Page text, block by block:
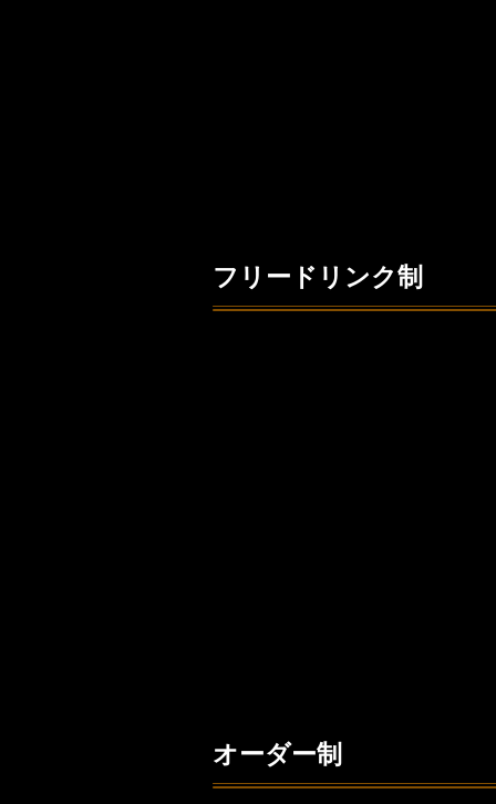
フリードリンク制
オーダー制